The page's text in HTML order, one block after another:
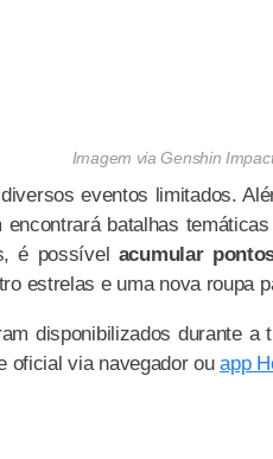
Imagem via Genshin
eventos limitados.
batalhas
é possível acumular
estrelas e uma nova roupa
disponibilizados durante a
oficial via navegador ouapp